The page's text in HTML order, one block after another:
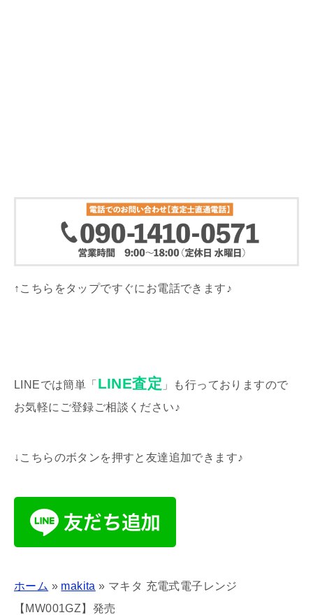
↑こちらをタップですぐにお電話できます♪
LINEでは簡単「 LINE査定 」も行っておりますので
お気軽にご登録ご相談ください♪
↓こちらのボタンを押すと友達追加できます♪
ホーム » makita » マキタ 充電式電子レンジ
【MW001GZ】発売